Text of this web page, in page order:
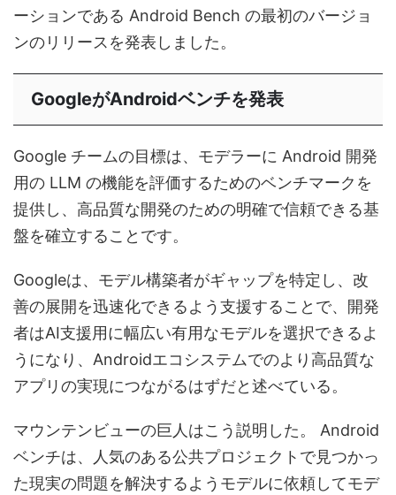
ーションである Android Bench の最初のバージョ
ンのリリースを発表しました。
GoogleがAndroidベンチを発表
Google チームの目標は、モデラーに Android 開発
用の LLM の機能を評価するためのベンチマークを
提供し、高品質な開発のための明確で信頼できる基
盤を確立することです。
Googleは、モデル構築者がギャップを特定し、改
善の展開を迅速化できるよう支援することで、開発
者はAI支援用に幅広い有用なモデルを選択できるよ
うになり、Androidエコシステムでのより高品質な
アプリの実現につながるはずだと述べている。
マウンテンビューの巨人はこう説明した。 Android
ベンチは、人気のある公共プロジェクトで見つかっ
た現実の問題を解決するようモデルに依頼してモデ